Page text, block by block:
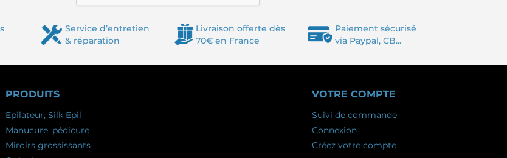
Service d’entretien
& réparation
Livraison offerte dès
70€ en France
Paiement sécurisé
via Paypal, CB...
PRODUITS
Epilateur, Silk Epil
Manucure, pédicure
Miroirs grossissants
VOTRE COMPTE
Suivi de commande
Connexion
Créez votre compte